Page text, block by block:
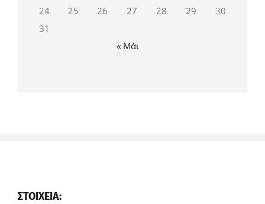
24
25 26 27 28 29
30
31
« Μάι
ΣΤΟΙΧΕΊΑ: